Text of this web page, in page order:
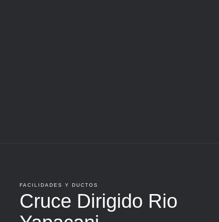
FACILIDADES Y DUCTOS
Cruce Dirigido Rio